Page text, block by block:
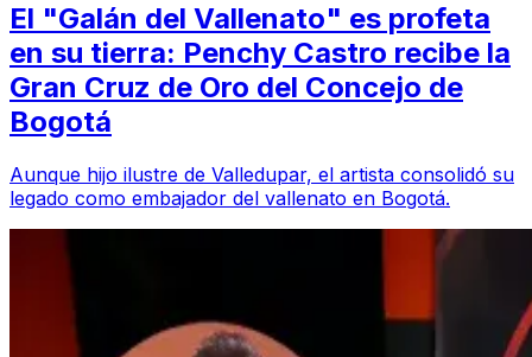
El "Galán del Vallenato" es profeta
en su tierra: Penchy Castro recibe la
Gran Cruz de Oro del Concejo de
Bogotá
Aunque hijo ilustre de Valledupar, el artista consolidó su
legado como embajador del vallenato en Bogotá.